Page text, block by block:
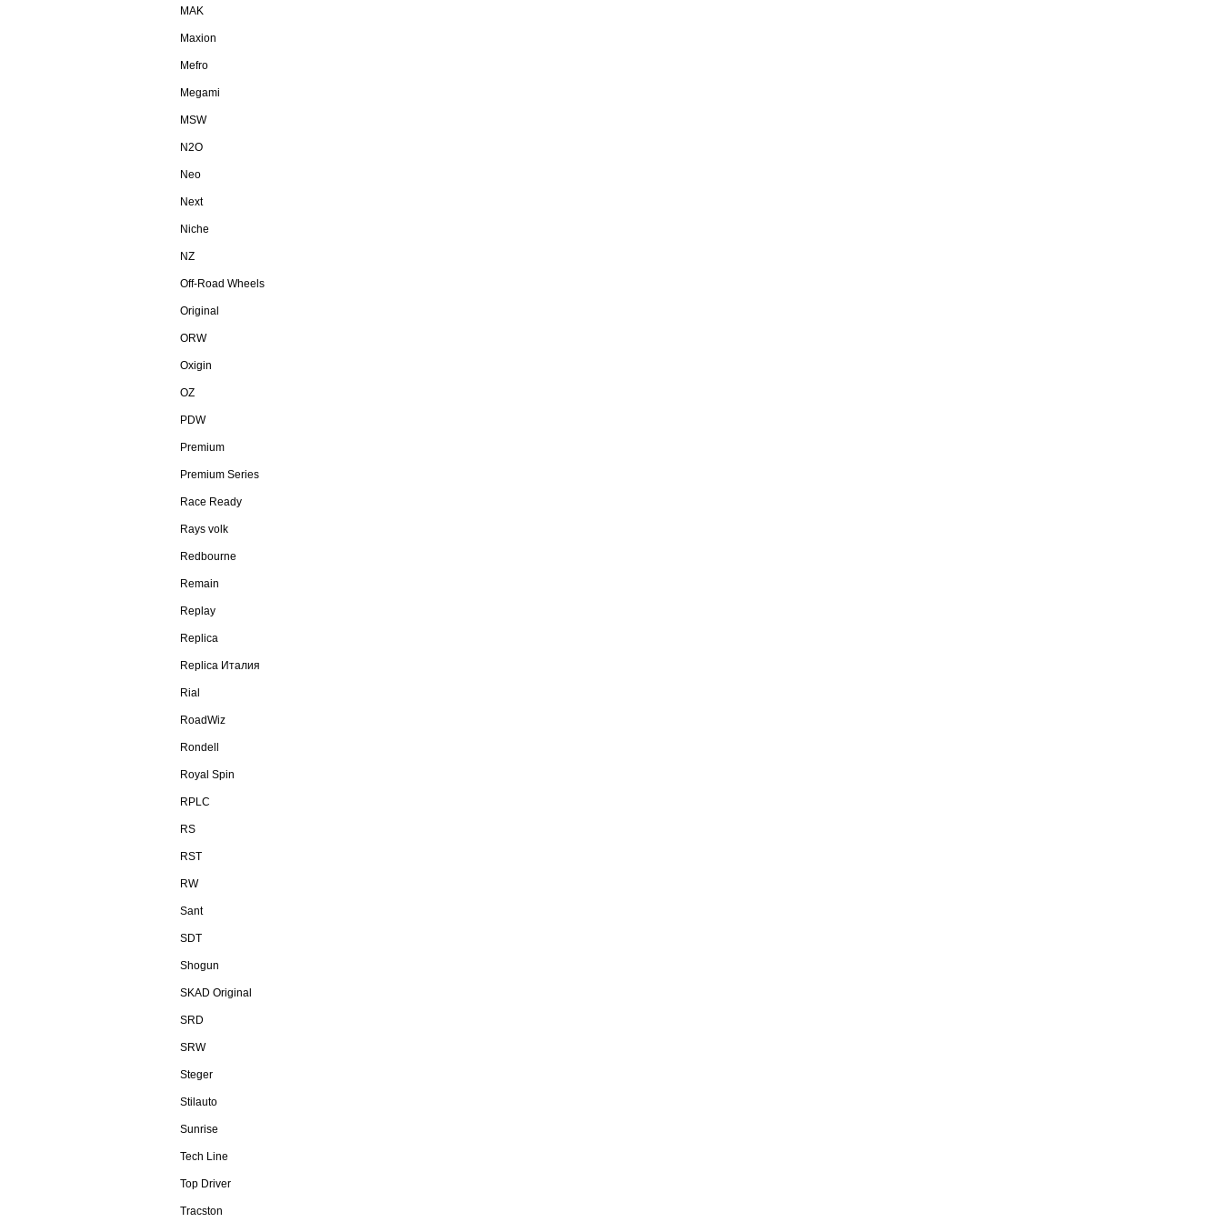
MAK
Maxion
Mefro
Megami
MSW
N2O
Neo
Next
Niche
NZ
Off-Road Wheels
Original
ORW
Oxigin
OZ
PDW
Premium
Premium Series
Race Ready
Rays volk
Redbourne
Remain
Replay
Replica
Replica Италия
Rial
RoadWiz
Rondell
Royal Spin
RPLC
RS
RST
RW
Sant
SDT
Shogun
SKAD Original
SRD
SRW
Steger
Stilauto
Sunrise
Tech Line
Top Driver
Tracston